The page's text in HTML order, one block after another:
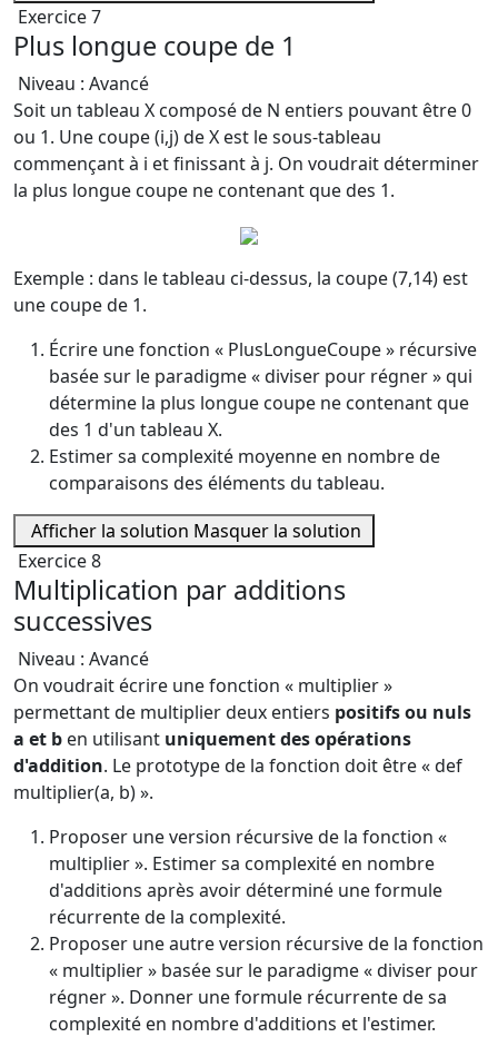
Exercice 7
Plus longue coupe de 1
Niveau : Avancé
Soit un tableau X composé de N entiers pouvant être 0
ou 1. Une coupe (i,j) de X est le sous-tableau
commençant à i et finissant à j. On voudrait déterminer
la plus longue coupe ne contenant que des 1.
Exemple : dans le tableau ci-dessus, la coupe (7,14) est
une coupe de 1.
Écrire une fonction « PlusLongueCoupe » récursive
basée sur le paradigme « diviser pour régner » qui
détermine la plus longue coupe ne contenant que
des 1 d'un tableau X.
Estimer sa complexité moyenne en nombre de
comparaisons des éléments du tableau.
Afficher la solution Masquer la solution
Exercice 8
Multiplication par additions
successives
Niveau : Avancé
On voudrait écrire une fonction « multiplier »
permettant de multiplier deux entiers positifs ou nuls
a et b en utilisant uniquement des opérations
d'addition. Le prototype de la fonction doit être « def
multiplier(a, b) ».
Proposer une version récursive de la fonction «
multiplier ». Estimer sa complexité en nombre
d'additions après avoir déterminé une formule
récurrente de la complexité.
Proposer une autre version récursive de la fonction
« multiplier » basée sur le paradigme « diviser pour
régner ». Donner une formule récurrente de sa
complexité en nombre d'additions et l'estimer.